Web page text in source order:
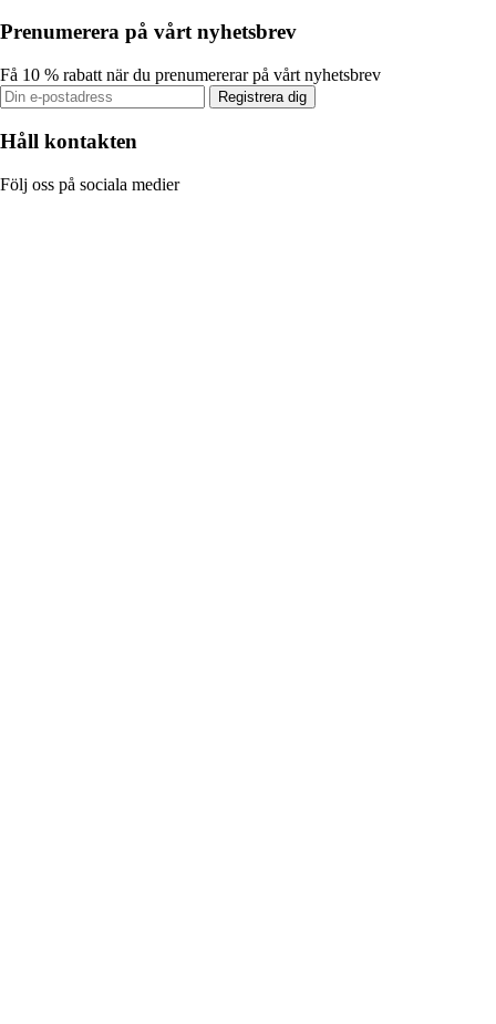
Prenumerera på vårt nyhetsbrev
Få 10 % rabatt när du prenumererar på vårt nyhetsbrev
Registrera dig
Håll kontakten
Följ oss på sociala medier